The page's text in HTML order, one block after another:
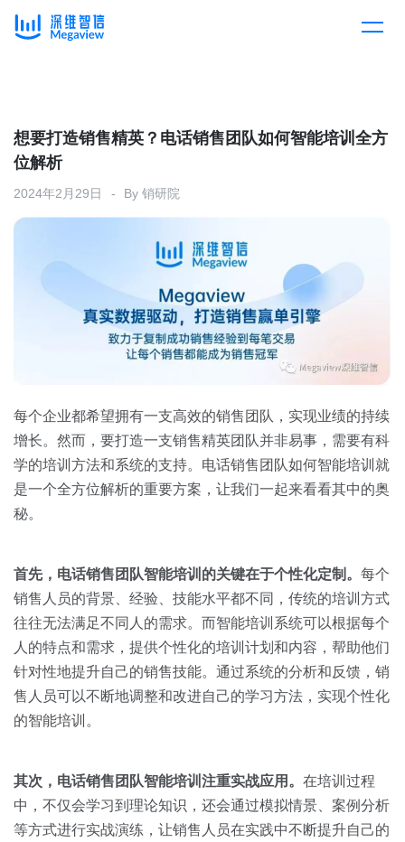
产品总览
产品集成
解决方案
按行业
教育
房地产
金融
销售人员
销售管理
按业务场景
交易跟进
客户案例
定价
资源中心
全部
白皮书
关于我们
预约演示
想要打造销售精英？电话销售团队如何智能培训全方
位解析
2024年2月29日 By 销研院
每个企业都希望拥有一支高效的销售团队，实现业绩的持续
增长。然而，要打造一支销售精英团队并非易事，需要有科
学的培训方法和系统的支持。电话销售团队如何智能培训就
是一个全方位解析的重要方案，让我们一起来看看其中的奥
秘。
首先，电话销售团队智能培训的关键在于个性化定制。 每个
销售人员的背景、经验、技能水平都不同，传统的培训方式
往往无法满足不同人的需求。而智能培训系统可以根据每个
人的特点和需求，提供个性化的培训计划和内容，帮助他们
针对性地提升自己的销售技能。通过系统的分析和反馈，销
售人员可以不断地调整和改进自己的学习方法，实现个性化
的智能培训。
其次，电话销售团队智能培训注重实战应用。 在培训过程
中，不仅会学习到理论知识，还会通过模拟情景、案例分析
等方式进行实战演练，让销售人员在实践中不断提升自己的